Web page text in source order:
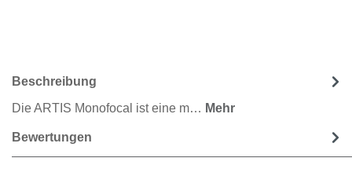
Beschreibung
Die ARTIS Monofocal ist eine m… Mehr
Bewertungen